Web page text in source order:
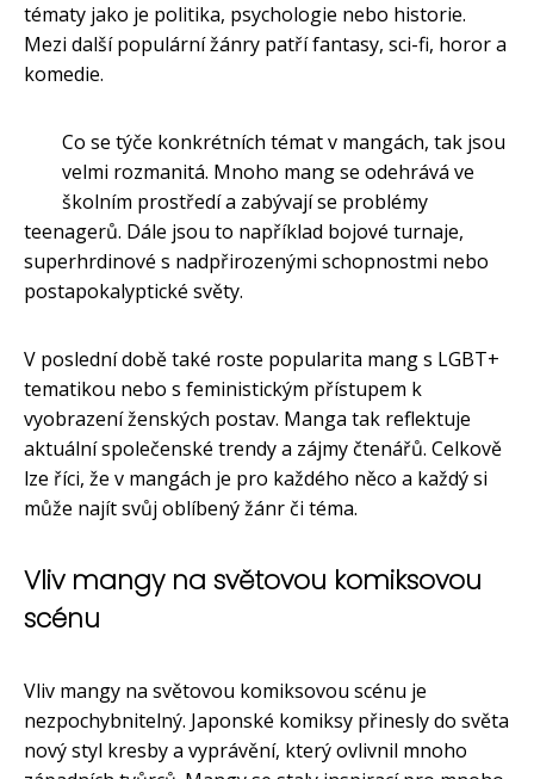
tématy jako je politika, psychologie nebo historie.
Mezi další populární žánry patří fantasy, sci-fi, horor a
komedie.
Co se týče konkrétních témat v mangách, tak jsou
velmi rozmanitá. Mnoho mang se odehrává ve
školním prostředí a zabývají se problémy
teenagerů. Dále jsou to například bojové turnaje,
superhrdinové s nadpřirozenými schopnostmi nebo
postapokalyptické světy.
V poslední době také roste popularita mang s LGBT+
tematikou nebo s feministickým přístupem k
vyobrazení ženských postav. Manga tak reflektuje
aktuální společenské trendy a zájmy čtenářů. Celkově
lze říci, že v mangách je pro každého něco a každý si
může najít svůj oblíbený žánr či téma.
Vliv mangy na světovou komiksovou
scénu
Vliv mangy na světovou komiksovou scénu je
nezpochybnitelný. Japonské komiksy přinesly do světa
nový styl kresby a vyprávění, který ovlivnil mnoho